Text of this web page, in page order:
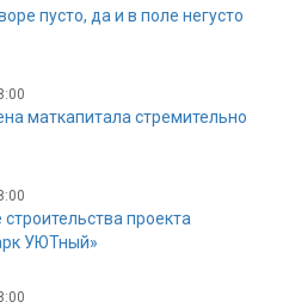
пусто, да и в поле негусто
маткапитала стремительно
проекта
УЮТный»